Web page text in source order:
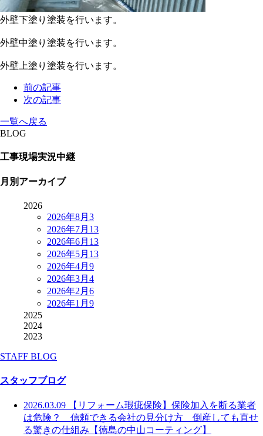
外壁下塗り塗装を行います。
外壁中塗り塗装を行います。
外壁上塗り塗装を行います。
前の記事
次の記事
一覧へ戻る
BLOG
工事現場実況中継
月別アーカイブ
2026
2026年8月 3
2026年7月 13
2026年6月 13
2026年5月 13
2026年4月 9
2026年3月 4
2026年2月 6
2026年1月 9
2025
2024
2023
STAFF BLOG
スタッフブログ
2026.03.09
【リフォーム瑕疵保険】保険加入を断る業者
は危険？ 信頼できる会社の見分け方 倒産しても直せ
る驚きの仕組み【徳島の中山コーティング】